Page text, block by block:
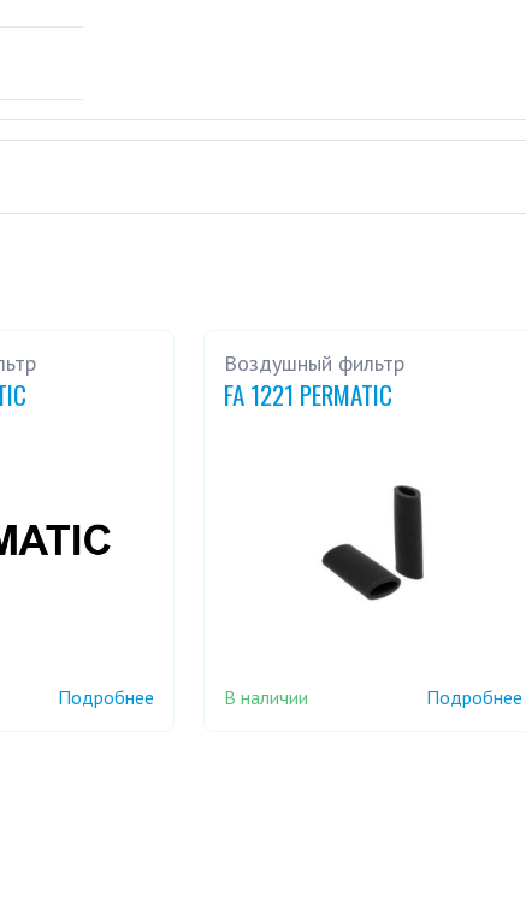
Подробнее
Воздушный фильтр
FA 1221 PERMATIC
В наличии Подробнее